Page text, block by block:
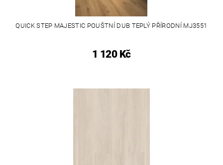
QUICK STEP MAJESTIC POUŠTNÍ DUB TEPLÝ PŘÍRODNÍ MJ3551
1 120 Kč